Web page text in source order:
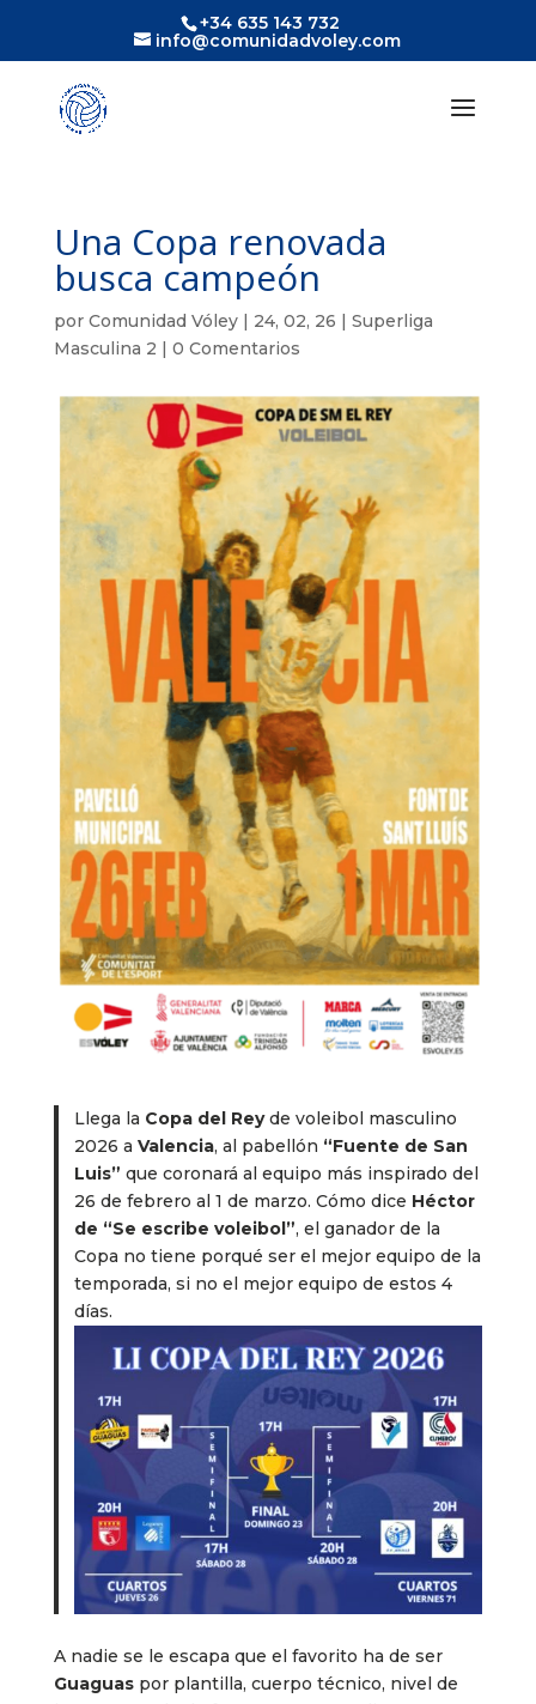
+34 635 143 732
info@comunidadvoley.com
Una Copa renovada
busca campeón
por Comunidad Vóley| 24, 02, 26 | Superliga
Masculina 2 | 0 Comentarios
Llega la Copa del Reyde voleibol masculino
2026 aValencia, al pabellón “Fuente de San
Luis”que coronará al equipo más inspirado del
26 de febrero al 1 de marzo. Cómo dice Héctor
de “Se escribe voleibol”, el ganador de la
Copa no tiene porqué ser el mejor equipo de la
temporada, si no el mejor equipo de estos 4
días.
A nadie se le escapa que el favorito ha de ser
Guaguaspor plantilla, cuerpo técnico, nivel de